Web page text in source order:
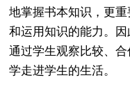
地掌握书本知识，更
和运用知识的能力。
通过学生观察比较、
学走进学生的生活。